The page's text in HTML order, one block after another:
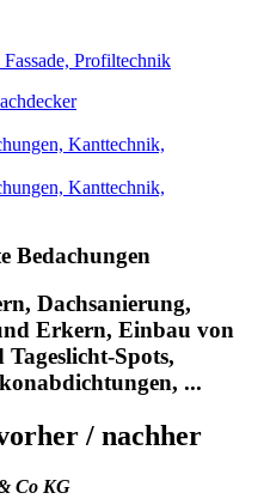
Bedachungen
Dachsanierung,
Erkern, Einbau von
Spots,
...
/ nachher
Co KG